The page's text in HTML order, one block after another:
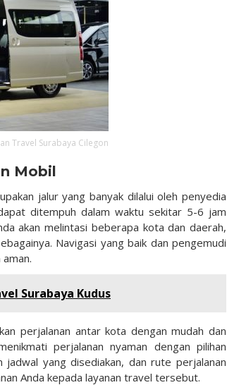
Travel Surabaya Cilegon
Mobil
jalur yang banyak dilalui oleh penyedia
ditempuh dalam waktu sekitar 5-6 jam
akan melintasi beberapa kota dan daerah,
Navigasi yang baik dan pengemudi
Surabaya Kudus
perjalanan antar kota dengan mudah dan
perjalanan nyaman dengan pilihan
yang disediakan, dan rute perjalanan
Anda kepada layanan travel tersebut.